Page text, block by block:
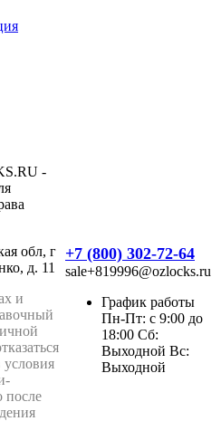
-
обл, г
д. 11
и
после
+7 (800) 302-72-64
sale+819996@ozlocks.ru
График работы
Пн-Пт: с 9:00 до
18:00 Сб:
Выходной Вс:
Выходной